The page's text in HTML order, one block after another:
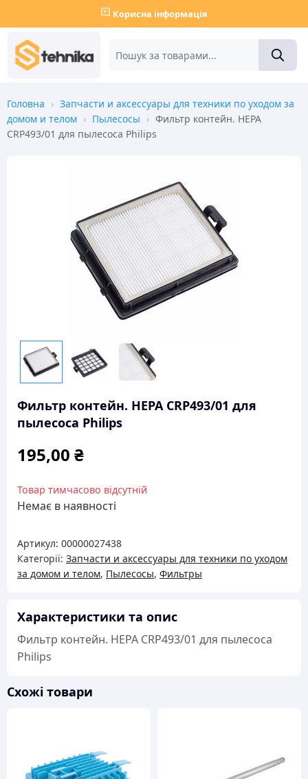
Корисна інформація
Головна › Запчасти и аксессуары для техники по уходом за
домом и телом › Пылесосы › Фильтр контейн. HEPA
CRP493/01 для пылесоса Philips
Фильтр контейн. HEPA CRP493/01 для
пылесоса Philips
195,00 ₴
Товар тимчасово відсутній
Немає в наявності
Артикул: 00000027438
Категорії: Запчасти и аксессуары для техники по уходом
за домом и телом, Пылесосы, Фильтры
Характеристики та опис
Фильтр контейн. HEPA CRP493/01 для пылесоса
Philips
Схожі товари